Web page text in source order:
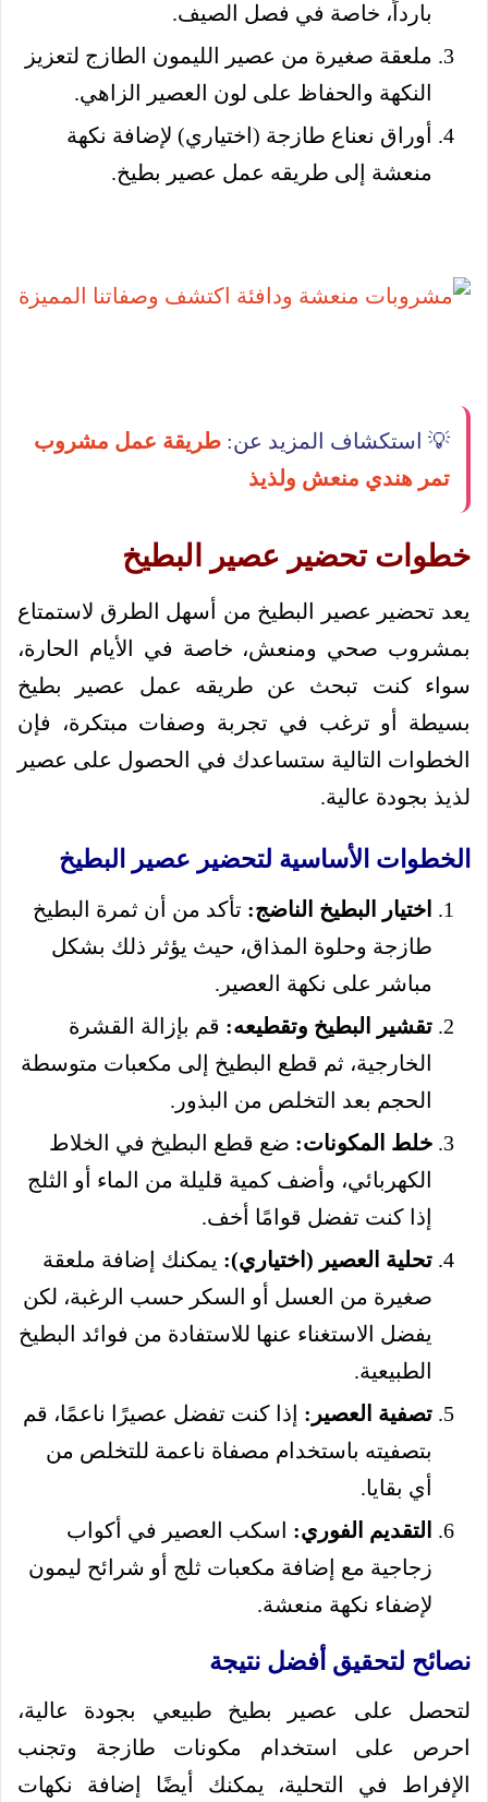
بارداً، خاصة في فصل الصيف.
ملعقة صغيرة من عصير الليمون الطازج لتعزيز
النكهة والحفاظ على لون العصير الزاهي.
أوراق نعناع طازجة (اختياري) لإضافة نكهة
منعشة إلى طريقه عمل عصير بطيخ.
💡 استكشاف المزيد عن: طريقة عمل مشروب
تمر هندي منعش ولذيذ
خطوات تحضير عصير البطيخ
يعد تحضير عصير البطيخ من أسهل الطرق لاستمتاع
بمشروب صحي ومنعش، خاصة في الأيام الحارة،
سواء كنت تبحث عن طريقه عمل عصير بطيخ
بسيطة أو ترغب في تجربة وصفات مبتكرة، فإن
الخطوات التالية ستساعدك في الحصول على عصير
لذيذ بجودة عالية.
الخطوات الأساسية لتحضير عصير البطيخ
اختيار البطيخ الناضج: تأكد من أن ثمرة البطيخ
طازجة وحلوة المذاق، حيث يؤثر ذلك بشكل
مباشر على نكهة العصير.
تقشير البطيخ وتقطيعه: قم بإزالة القشرة
الخارجية، ثم قطع البطيخ إلى مكعبات متوسطة
الحجم بعد التخلص من البذور.
خلط المكونات: ضع قطع البطيخ في الخلاط
الكهربائي، وأضف كمية قليلة من الماء أو الثلج
إذا كنت تفضل قوامًا أخف.
تحلية العصير (اختياري): يمكنك إضافة ملعقة
صغيرة من العسل أو السكر حسب الرغبة، لكن
يفضل الاستغناء عنها للاستفادة من فوائد البطيخ
الطبيعية.
تصفية العصير: إذا كنت تفضل عصيرًا ناعمًا، قم
بتصفيته باستخدام مصفاة ناعمة للتخلص من
أي بقايا.
التقديم الفوري: اسكب العصير في أكواب
زجاجية مع إضافة مكعبات ثلج أو شرائح ليمون
لإضفاء نكهة منعشة.
نصائح لتحقيق أفضل نتيجة
لتحصل على عصير بطيخ طبيعي بجودة عالية،
احرص على استخدام مكونات طازجة وتجنب
الإفراط في التحلية، يمكنك أيضًا إضافة نكهات